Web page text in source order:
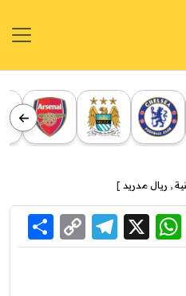
, ريال مدريد ]
Facebook
WhatsApp
X
Link